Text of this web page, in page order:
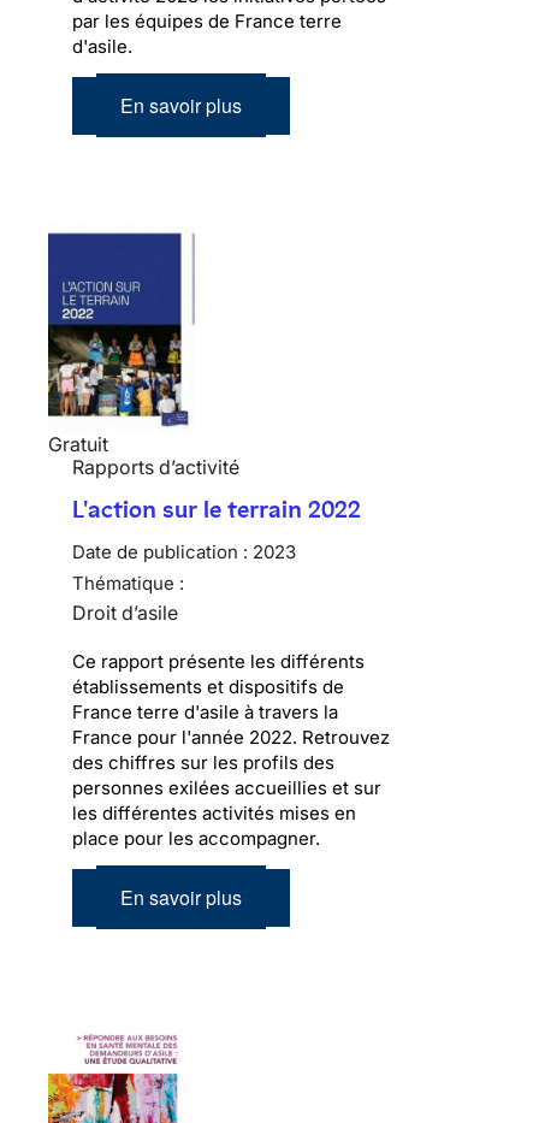
par les équipes de France terre
d'asile.
En savoir plus
Gratuit
Rapports d’activité
L'action sur le terrain 2022
Date de publication : 2023
Thématique :
Droit d’asile
Ce rapport présente les différents
établissements et dispositifs de
France terre d'asile à travers la
France pour l'année 2022. Retrouvez
des chiffres sur les profils des
personnes exilées accueillies et sur
les différentes activités mises en
place pour les accompagner.
En savoir plus